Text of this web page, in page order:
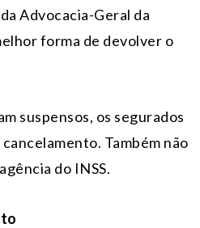
Advocacia-Geral da
forma de devolver o
suspensos, os segurados
Também não
do INSS.